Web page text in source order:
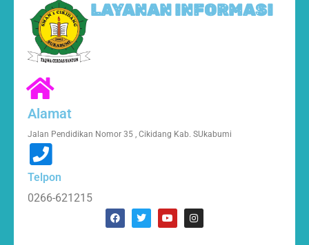
LAYANAN INFORMASI
Alamat
Jalan Pendidikan Nomor 35 , Cikidang Kab. SUkabumi
Telpon
0266-621215
F
a
c
T
w
i
Y
o
u
I
n
s